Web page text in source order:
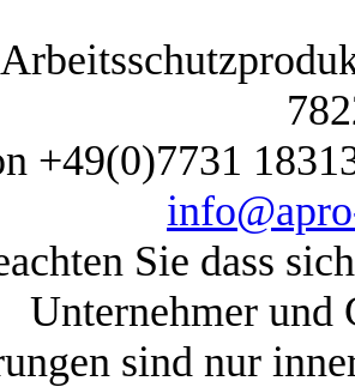
+49(0)7731
Sie dass
Unternehmer und
sind nur